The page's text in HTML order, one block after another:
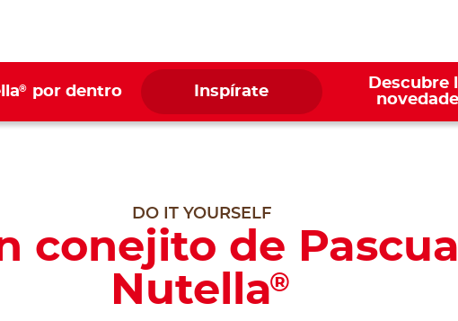
® por dentro Inspírate
Descubre
DO IT YOURSELF
conejito de
Nutella®